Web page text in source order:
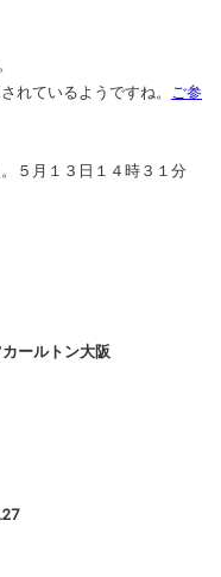
れているようですね。
ご参
５月１３日１４時３１分
ールトン大阪